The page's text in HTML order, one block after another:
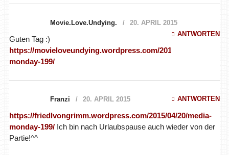
Movie.Love.Undying.
20. APRIL 2015
ANTWORTEN
Guten Tag :)
https://movieloveundying.wordpress.com/2015/04/20/media-
monday-199/
Franzi 20. APRIL 2015 ANTWORTEN
https://friedlvongrimm.wordpress.com/2015/04/20/media-
monday-199/Ich bin nach Urlaubspause auch wieder von der
Partie!^^